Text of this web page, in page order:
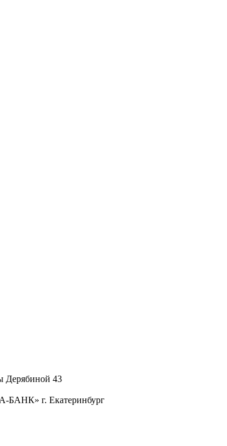
Дерябиной 43
БАНК» г. Екатеринбург